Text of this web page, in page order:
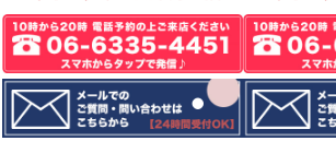
Copyright © iPhone修理のCare Mobile All